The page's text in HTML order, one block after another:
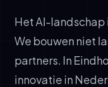
Het AI-landschap
We bouwen niet
partners. In
innovatie in